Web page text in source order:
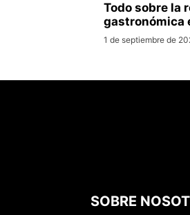
Todo sobre la
gastronómica
1 de septiembre de
SOBRE